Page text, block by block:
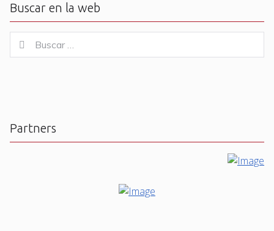
Buscar en la web
for:
Buscar
Partners